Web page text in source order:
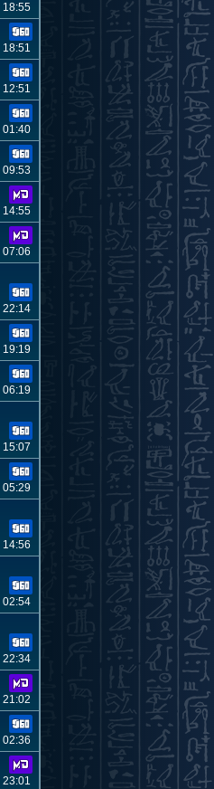
18:55
01:40
14:55
22:14
02:54
22:34